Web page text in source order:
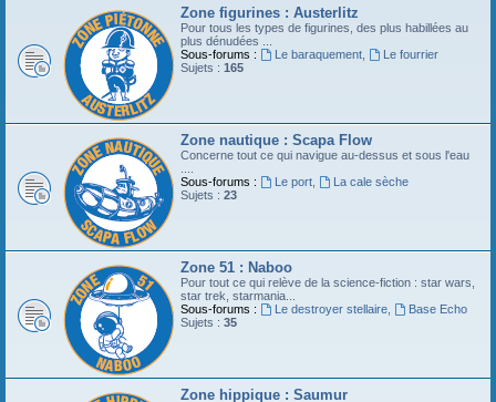
Zone figurines : Austerlitz
Pour tous les types de figurines, des plus habillées au
plus dénudées ...
Sous-forums :
Le baraquement,
Le fourrier
Sujets : 165
Zone nautique : Scapa Flow
Concerne tout ce qui navigue au-dessus et sous l'eau
Sous-forums :
Le port,
La cale sèche
Sujets : 23
Zone 51 : Naboo
Pour tout ce qui relève de la science-fiction : star wars,
star trek, starmania...
Sous-forums :
Le destroyer stellaire,
Base Echo
Sujets : 35
Zone hippique : Saumur